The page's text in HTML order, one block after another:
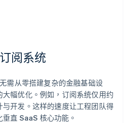
阅系统
需从零搭建复杂的金融基础设
幅优化。例如，订阅系统仅用约
开发。这样的速度让工程团队得
直 SaaS 核心功能。